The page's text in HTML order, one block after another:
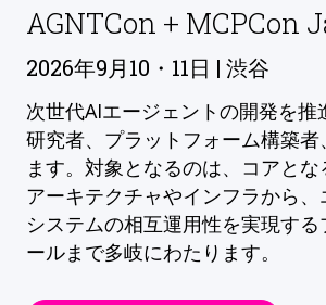
AGNTCon + MCPCon
2026年9月10・11日 | 渋谷
次世代AIエージェントの開発を推
研究者、プラットフォーム構築者
ます。対象となるのは、コアとな
アーキテクチャやインフラから、
システムの相互運用性を実現す
ールまで多岐にわたります。